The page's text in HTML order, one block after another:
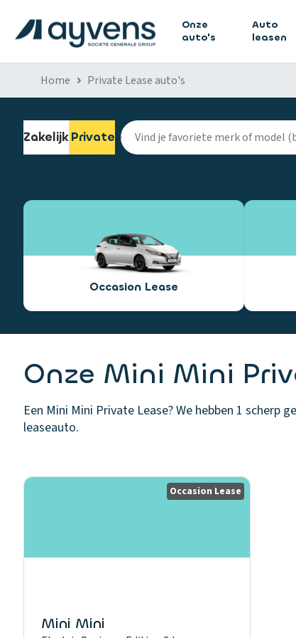
Onze
auto's
Auto
leasen
Home Private Lease auto's
ZakelijkPrivate
Occasion Lease
Onze Mini Mini
Een Mini Mini Private Lease? We hebben 1
leaseauto.
Occasion Lease
Mini Mini